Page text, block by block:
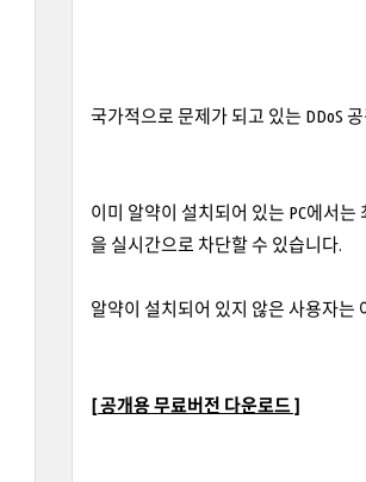
국가적으로 문제가 되고 있는 DDoS
이미 알약이 설치되어 있는 PC에서
을 실시간으로 차단할 수 있습니다.
알약이 설치되어 있지 않은 사용자는
[ 공개용 무료버전 다운로드 ]